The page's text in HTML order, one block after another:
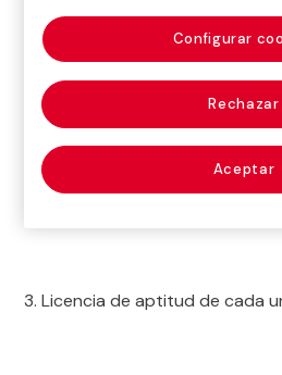
documentos:
1. Certificación de matrícula, en
título de propiedad.
3. Licencia de aptitud de cada
Rechazar
Aceptar
Configurar